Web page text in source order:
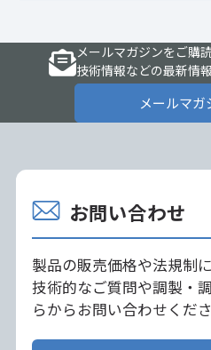
メールマガジンをご購
技術情報などの最新情
メールマガ
お問い合わせ
製品の販売価格や法規制
技術的なご質問や調製・
らからお問い合わせくださ